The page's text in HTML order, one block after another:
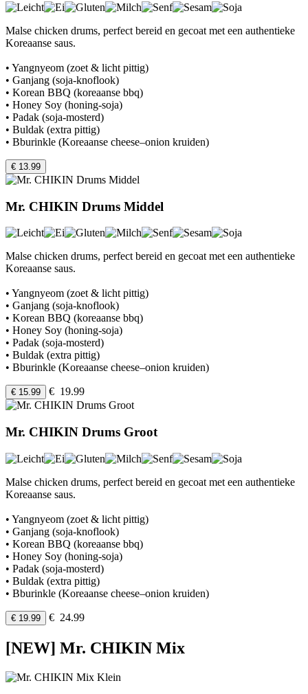
Malse chicken drums, perfect bereid en gecoat met een authentieke
Koreaanse saus.
• Yangnyeom (zoet & licht pittig)
• Ganjang (soja-knoflook)
• Korean BBQ (koreaanse bbq)
• Honey Soy (honing-soja)
• Padak (soja-mosterd)
• Buldak (extra pittig)
• Bburinkle (Koreaanse cheese–onion kruiden)
€ 13.99
Mr. CHIKIN Drums Middel
Malse chicken drums, perfect bereid en gecoat met een authentieke
Koreaanse saus.
• Yangnyeom (zoet & licht pittig)
• Ganjang (soja-knoflook)
• Korean BBQ (koreaanse bbq)
• Honey Soy (honing-soja)
• Padak (soja-mosterd)
• Buldak (extra pittig)
• Bburinkle (Koreaanse cheese–onion kruiden)
€ 15.99 € 19.99
Mr. CHIKIN Drums Groot
Malse chicken drums, perfect bereid en gecoat met een authentieke
Koreaanse saus.
• Yangnyeom (zoet & licht pittig)
• Ganjang (soja-knoflook)
• Korean BBQ (koreaanse bbq)
• Honey Soy (honing-soja)
• Padak (soja-mosterd)
• Buldak (extra pittig)
• Bburinkle (Koreaanse cheese–onion kruiden)
€ 19.99 € 24.99
[NEW] Mr. CHIKIN Mix